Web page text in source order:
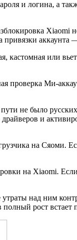
и логина, а
Xiaomi
кастомная или
проверка Ми-
не было
и
на Сяоми.
на Xiaomi.
над ним
рост